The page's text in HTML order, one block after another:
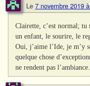
Le 7 novembre 2019
Clairette, c’est normal; tu
un enfant, le sourire, le
Oui, j’aime l’Ide, je m’y
quelque chose
ne rendent pas